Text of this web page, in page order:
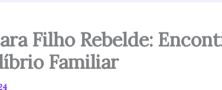
Filho Rebelde:
Familiar